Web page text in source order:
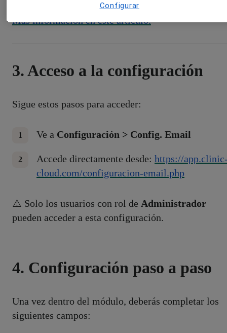
Más información en este artículo.
3. Acceso a la configuración
Sigue estos pasos para acceder:
Ve a Configuración > Config. Email
Accede directamente desde: https://
cloud.com/configuracion-email.php
⚠️ Solo los usuarios con rol de Administrador
pueden acceder a esta configuración.
4. Configuración paso a paso
Una vez dentro del módulo, deberás completar los
siguientes campos:
Configurar